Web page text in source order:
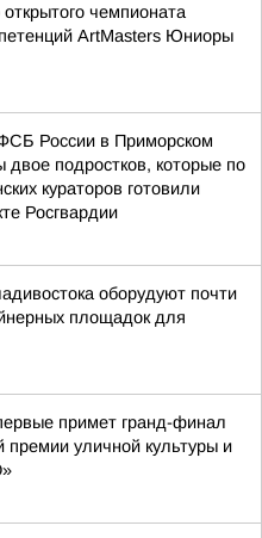
чемпионата
ArtMasters Юниоры
России в Приморском
двое подростков, которые по
кураторов готовили
Росгвардии
оборудуют почти
площадок для
примет гранд-финал
премии уличной культуры и